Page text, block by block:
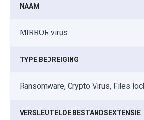
NAAM
MIRROR virus
TYPE BEDREIGING
Ransomware, Crypto Virus, Files
VERSLEUTELDE BESTANDSEXTENSIE